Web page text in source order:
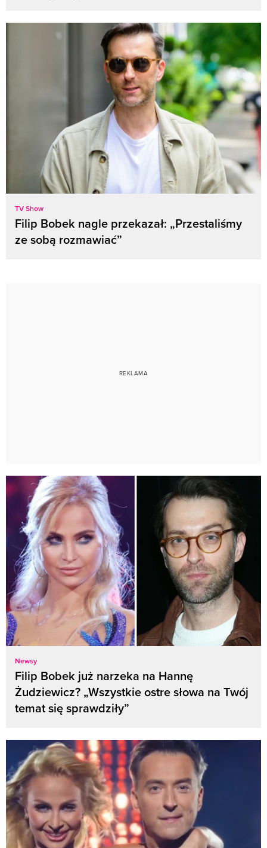
TV Show
Filip Bobek nagle przekazał: „Przestaliśmy
ze sobą rozmawiać”
Newsy
Filip Bobek już narzeka na Hannę
Żudziewicz? „Wszystkie ostre słowa na Twój
temat się sprawdziły”